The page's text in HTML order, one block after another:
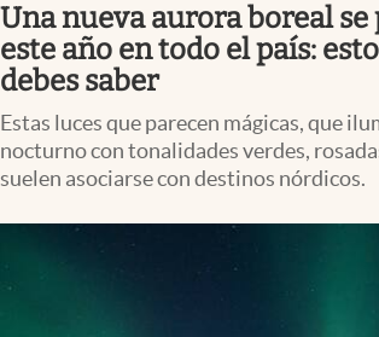
Una nueva aurora boreal se
este año en todo el país:
debes saber
Estas luces que parecen mágicas, que
nocturno con tonalidades verdes,
suelen asociarse con destinos nórdicos.